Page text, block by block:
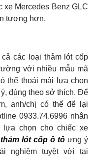
xe Mercedes Benz GLC
tượng hơn.
các loại thảm lót cốp
với nhiều mẫu mã
thể thoải mái lựa chọn
đúng theo sở thích. Để
anh/chị có thể để lại
0933.74.6996 nhân
lựa chọn cho chiếc xe
thảm lót cốp ô tôưng ý
nghiệm tuyệt vời tại